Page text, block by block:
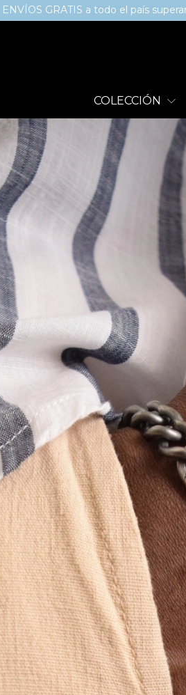
a todo el país superando los
COLECCIÓN